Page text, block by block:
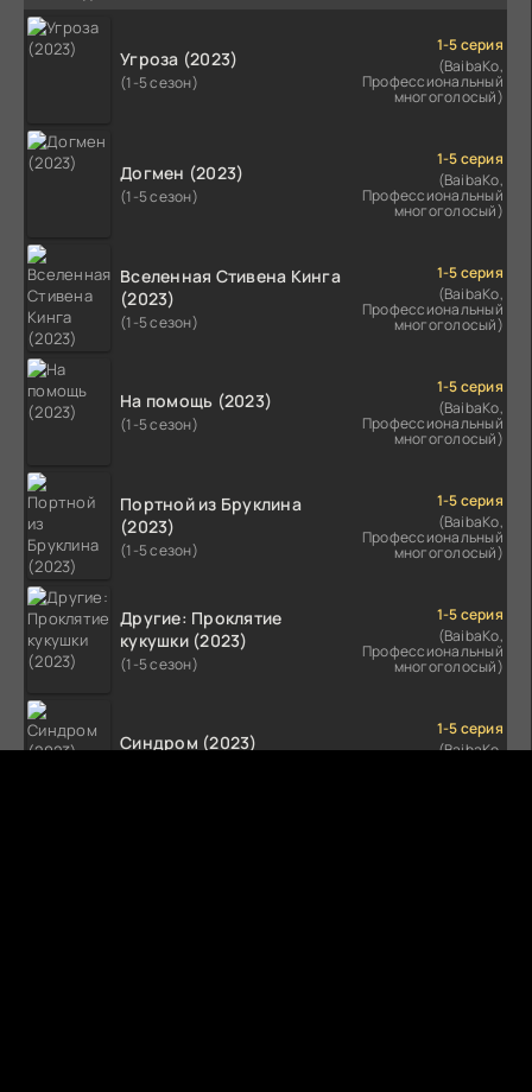
Угроза (2023)
(1-5 сезон)
1-5 серия
(BaibaKo,
Профессиональный
многоголосый)
Догмен (2023)
(1-5 сезон)
1-5 серия
(BaibaKo,
Профессиональный
многоголосый)
Вселенная Стивена Кинга
(2023)
(1-5 сезон)
1-5 серия
(BaibaKo,
Профессиональный
многоголосый)
На помощь (2023)
(1-5 сезон)
1-5 серия
(BaibaKo,
Профессиональный
многоголосый)
Портной из Бруклина
(2023)
(1-5 сезон)
1-5 серия
(BaibaKo,
Профессиональный
многоголосый)
Другие: Проклятие
кукушки (2023)
(1-5 сезон)
1-5 серия
(BaibaKo,
Профессиональный
многоголосый)
Синдром (2023)
1-5 серия
(BaibaKo,